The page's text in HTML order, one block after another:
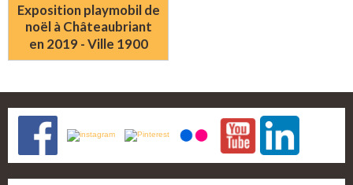
Exposition playmobil de
noël à Châteaubriant
en 2019 - Ville 1900